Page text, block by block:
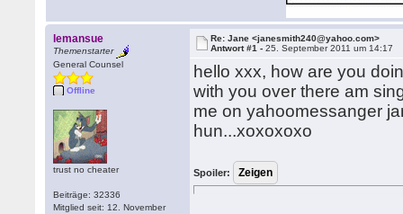
lemansue
Themenstarter
General Counsel
Offline
trust no cheater
Beiträge: 32336
Mitglied seit: 12. November
Re: Jane <janesmith240@yahoo.com>
Antwort #1 -25. September 2011 um 14:17
hello xxx, how are you
with you over there am
me on yahoomessanger
hun...xoxoxoxo
Spoiler: